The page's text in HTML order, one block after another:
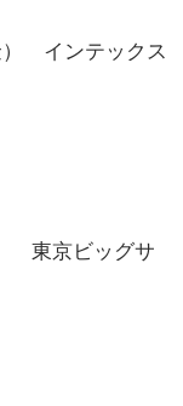
） インテックス
東京ビッグサ